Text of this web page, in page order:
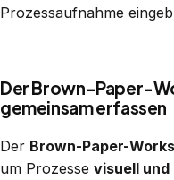
Prozessaufnahme
Der Brown-Paper-
gemeinsam erfassen
Der Brown-Paper-
um Prozesse visuell